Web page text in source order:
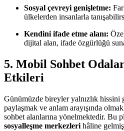
Sosyal çevreyi genişletme:
ülkelerden insanlarla
Kendini ifade etme alanı:
dijital alan, ifade özgürlüğü
5. Mobil Sohbet
Etkileri
Günümüzde bireyler yalnızlık hissini
paylaşmak ve anlam arayışında
sohbet alanlarına yönelmektedir. Bu
sosyalleşme merkezleri hâline